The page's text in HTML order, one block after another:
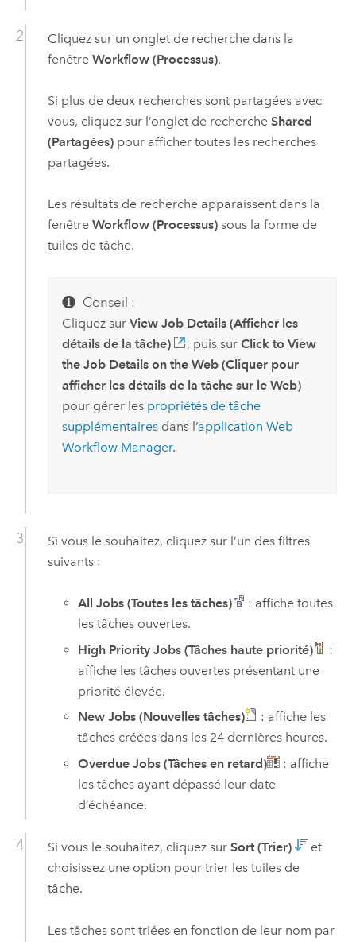
Cliquez sur un onglet de recherche dans la
fenêtre Workflow (Processus).
Si plus de deux recherches sont partagées avec
vous, cliquez sur l’onglet de recherche Shared
(Partagées)pour afficher toutes les recherches
partagées.
Les résultats de recherche apparaissent dans la
fenêtre Workflow (Processus)sous la forme de
tuiles de tâche.
Conseil :
Cliquez sur View Job Details (Afficher les
détails de la tâche)
, puis sur Click to View
the Job Details on the Web (Cliquer pour
afficher les détails de la tâche sur le Web)
pour gérer les propriétés de tâche
supplémentairesdans l’application Web
Workflow Manager.
Si vous le souhaitez, cliquez sur l’un des filtres
suivants :
All Jobs (Toutes les tâches)
: affiche toutes
les tâches ouvertes.
High Priority Jobs (Tâches haute priorité)
:
affiche les tâches ouvertes présentant une
priorité élevée.
New Jobs (Nouvelles tâches)
: affiche les
tâches créées dans les 24 dernières heures.
Overdue Jobs (Tâches en retard)
: affiche
les tâches ayant dépassé leur date
d’échéance.
Si vous le souhaitez, cliquez sur Sort (Trier)
et
choisissez une option pour trier les tuiles de
tâche.
Les tâches sont triées en fonction de leur nom par